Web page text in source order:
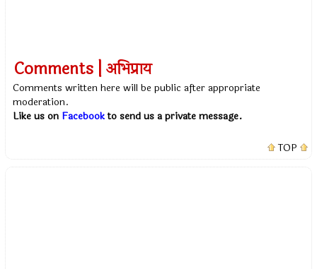
Comments | अभिप्राय
Comments written here will be public after appropriate
moderation.
Like us on Facebookto send us a private message.
TOP